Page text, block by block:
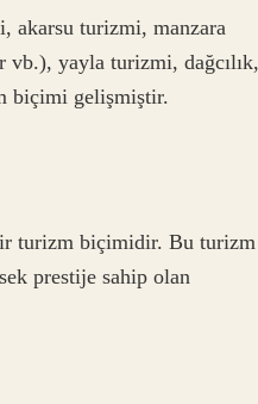
akarsu turizmi, manzara
vb.), yayla turizmi, dağcılık,
biçimi gelişmiştir.
turizm biçimidir. Bu turizm
prestije sahip olan